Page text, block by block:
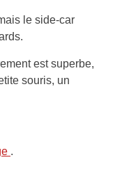
le side-car
est superbe,
souris, un
.